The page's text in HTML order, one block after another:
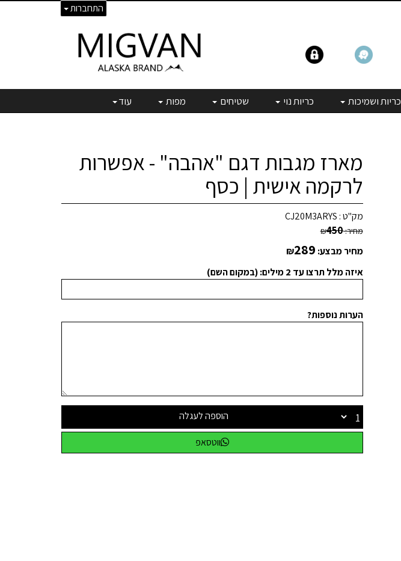
התחברות
כריות ושמיכות כריות נוי שטיחים מפות עוד
מארז מגבות דגם "אהבה" - אפשרות
לרקמה אישית | כסף
מק"ט : CJ20M3ARYS
מחיר: ₪450
מחיר מבצע: ₪289
איזה מלל תרצו עד 2 מילים: (במקום השם)
הערות נוספות?
הוספה לעגלה
ווטסאפ